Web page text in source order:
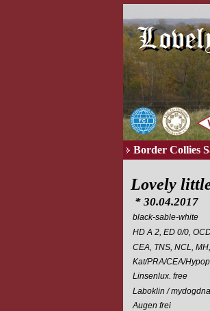
Border Collies
Lovely
* 30.04.2017
black-sable-white
HD A 2, ED 0/0,
CEA, TNS, NCL,
Kat/PRA/CEA/
Linsenlux. free
Laboklin /
Augen frei